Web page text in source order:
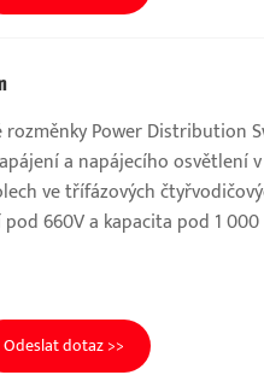
rozměnky Power Distribution
a napájecího osvětlení
ve třífázových
660V a kapacita pod 1 000
Odeslat dotaz >>